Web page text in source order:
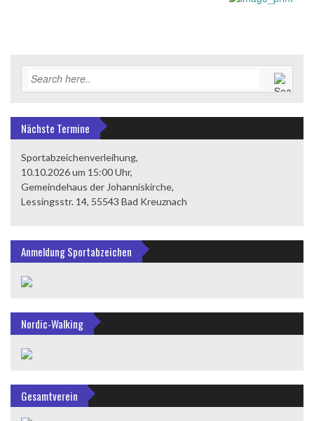
Nächste Termine
Sportabzeichenverleihung,
10.10.2026 um 15:00 Uhr,
Gemeindehaus der Johanniskirche,
Lessingsstr. 14, 55543 Bad Kreuznach
Anmeldung Sportabzeichen
Nordic-Walking
Gesamtverein